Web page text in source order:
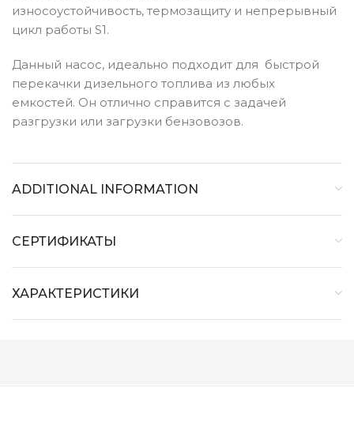
износоустойчивость, термозащиту и непрерывный
цикл работы S1.
Данный насос, идеально подходит для быстрой
перекачки дизельного топлива из любых
емкостей. Он отлично справится с задачей
разгрузки или загрузки бензовозов.
ADDITIONAL INFORMATION
СЕРТИФИКАТЫ
ХАРАКТЕРИСТИКИ